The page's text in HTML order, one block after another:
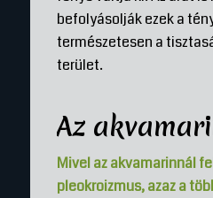
befolyásolják ezek a
természetesen a
terület.
Az
Mivel az akvamarinnál
pleokroizmus, azaz a